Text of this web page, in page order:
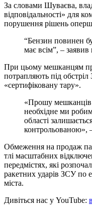
За словами Шуваєва,
відповідальності» для
порушення рішень
“Бензин повинен
має всім”, – заявив
При цьому мешканцям
потрапляють під
«сертифіковану тару».
«Прошу мешканців
необхідне ми
області
контрольованою»,
Обмеження на продаж
тлі масштабних
передмістях, які
ракетних ударів ЗСУ по
міста.
Дивіться нас у YouTube: